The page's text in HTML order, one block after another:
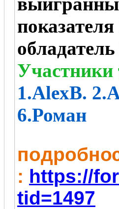
Участники
1.AlexB.
6.Роман
: https://
tid=1497